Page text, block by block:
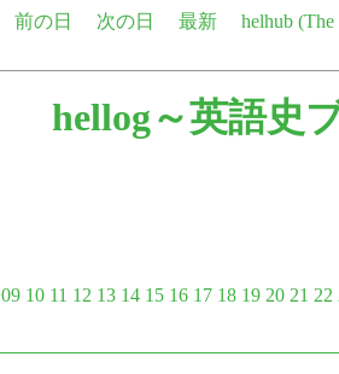
前の日 次の日 最新
helhub
hellog～英語史
09 10 11 12 13 14 15 16 17 18 19 20 21 22